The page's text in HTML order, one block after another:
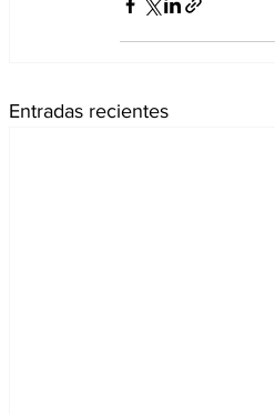
Entradas recientes